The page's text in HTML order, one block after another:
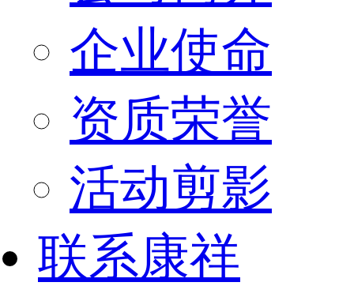
企业使命
资质荣誉
活动剪影
联系康祥